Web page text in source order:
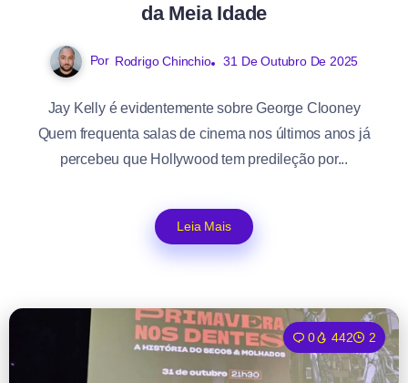
da Meia Idade
Por Rodrigo Chinchio 31 De Outubro De 2025
Jay Kelly é evidentemente sobre George Clooney
Quem frequenta salas de cinema nos últimos anos já
percebeu que Hollywood tem predileção por...
Leia Mais
0 442 2